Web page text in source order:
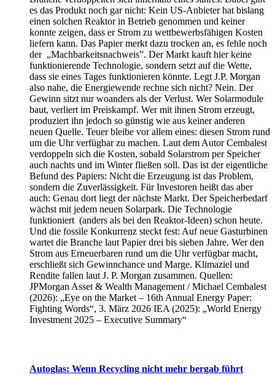
es das Produkt noch gar nicht: Kein US-Anbieter hat bislang
einen solchen Reaktor in Betrieb genommen und keiner
konnte zeigen, dass er Strom zu wettbewerbsfähigen Kosten
liefern kann. Das Papier merkt dazu trocken an, es fehle noch
der „Machbarkeitsnachweis”. Der Markt kauft hier keine
funktionierende Technologie, sondern setzt auf die Wette,
dass sie eines Tages funktionieren könnte. Legt J.P. Morgan
also nahe, die Energiewende rechne sich nicht? Nein. Der
Gewinn sitzt nur woanders als der Verlust. Wer Solarmodule
baut, verliert im Preiskampf. Wer mit ihnen Strom erzeugt,
produziert ihn jedoch so günstig wie aus keiner anderen
neuen Quelle. Teuer bleibe vor allem eines: diesen Strom rund
um die Uhr verfügbar zu machen. Laut dem Autor Cembalest
verdoppeln sich die Kosten, sobald Solarstrom per Speicher
auch nachts und im Winter fließen soll. Das ist der eigentliche
Befund des Papiers: Nicht die Erzeugung ist das Problem,
sondern die Zuverlässigkeit. Für Investoren heißt das aber
auch: Genau dort liegt der nächste Markt. Der Speicherbedarf
wächst mit jedem neuen Solarpark. Die Technologie
funktioniert (anders als bei den Reaktor-Ideen) schon heute.
Und die fossile Konkurrenz steckt fest: Auf neue Gasturbinen
wartet die Branche laut Papier drei bis sieben Jahre. Wer den
Strom aus Erneuerbaren rund um die Uhr verfügbar macht,
erschließt sich Gewinnchance und Marge. Klimaziel und
Rendite fallen laut J. P. Morgan zusammen. Quellen:
JPMorgan Asset & Wealth Management / Michael Cembalest
(2026): „Eye on the Market – 16th Annual Energy Paper:
Fighting Words“, 3. März 2026 IEA (2025): „World Energy
Investment 2025 – Executive Summary“
Autoglas: Wenn Recycling nicht mehr bergab führt